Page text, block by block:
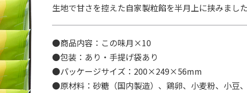
生地で甘さを控えた自家製粒餡を半月上に挟みました
●商品内容：この味月×10
●包装：あり・手提げ袋あり
●パッケージサイズ：200×249×56mm
●原材料：砂糖（国内製造）、鶏卵、小麦粉、小豆